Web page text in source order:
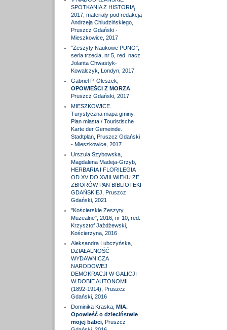
SPOTKANIA Z HISTORIĄ
2017, materiały pod redakcją
Andrzeja Chludzińskiego,
Pruszcz Gdański -
Mieszkowice, 2017
"Zeszyty Naukowe PUNO",
seria trzecia, nr 5, red. nacz.
Jolanta Chwastyk-
Kowalczyk, Londyn, 2017
Gabriel P. Oleszek,
OPOWIEŚCI Z MORZA,
Pruszcz Gdański, 2017
MIESZKOWICE.
Turystyczna mapa gminy.
Plan miasta / Touristische
Karte der Gemeinde.
Stadtplan, Pruszcz Gdański
- Mieszkowice, 2017
Urszula Szybowska,
Magdalena Madeja-Grzyb,
HERBARIA I FLORILEGIA
OD XV DO XVIII WIEKU ZE
ZBIORÓW PAN BIBLIOTEKI
GDAŃSKIEJ, Pruszcz
Gdański, 2021
"Kościerskie Zeszyty
Muzealne", 2016, nr 10, red.
Krzysztof Jażdżewski,
Kościerzyna, 2016
Aleksandra Lubczyńska,
DZIAŁALNOŚĆ
WYDAWNICZA
NARODOWEJ
DEMOKRACJI W GALICJI
W DOBIE AUTONOMII
(1892-1914), Pruszcz
Gdański, 2016
Dominika Kraska, MIA.
Opowieść o dzieciństwie
mojej babci, Pruszcz